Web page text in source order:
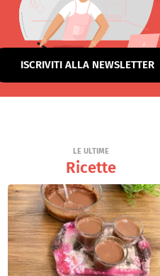
ISCRIVITI ALLA NEWSLETTER
LE ULTIME
Ricette